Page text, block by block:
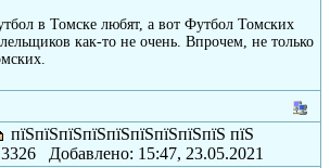
в Томске любят, а вот Футбол Томских
как-то не очень. Впрочем, не только
пїЅпїЅпїЅпїЅпїЅпїЅпїЅпїЅпїЅ пїЅ
Добавлено: 15:47, 23.05.2021